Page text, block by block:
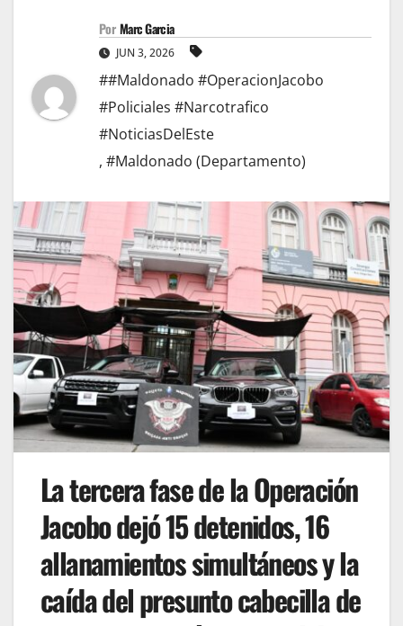
Por Marc Garcia
JUN 3, 2026
##Maldonado #OperacionJacobo
#Policiales #Narcotrafico
#NoticiasDelEste
, #Maldonado (Departamento)
La tercera fase de la Operación
Jacobo dejó 15 detenidos, 16
allanamientos simultáneos y la
caída del presunto cabecilla de